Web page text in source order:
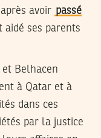
avoir passé
aidé ses parents
Belhacen
à Qatar et à
dans ces
par la justice